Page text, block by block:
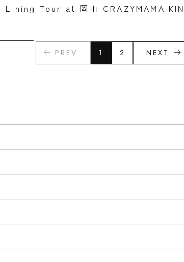
Tour at 岡山 CRAZYMAMA
PREV 1 2 NEXT